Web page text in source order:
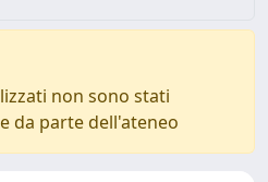
non sono stati
da parte dell'ateneo